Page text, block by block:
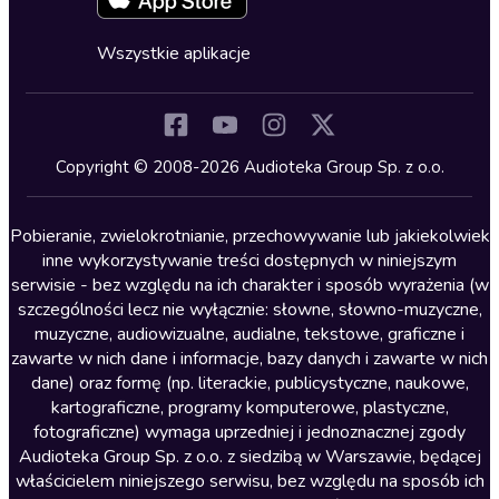
Kryminały
Lektury szkolne
Literatura anglojęzyczna
Literatura faktu
Literatura obyczajowa
Literatura piękna obca
Literatura piękna polska
Nagrania relaksacyjne
Nauka języków
Cykle audiobooków
Wszystkie aplikacje
Copyright © 2008-2026 Audioteka Group Sp. z o.o.
Pobieranie, zwielokrotnianie, przechowywanie lub jakiekolwiek
inne wykorzystywanie treści dostępnych w niniejszym
serwisie - bez względu na ich charakter i sposób wyrażenia (w
szczególności lecz nie wyłącznie: słowne, słowno-muzyczne,
muzyczne, audiowizualne, audialne, tekstowe, graficzne i
zawarte w nich dane i informacje, bazy danych i zawarte w nich
dane) oraz formę (np. literackie, publicystyczne, naukowe,
kartograficzne, programy komputerowe, plastyczne,
fotograficzne) wymaga uprzedniej i jednoznacznej zgody
Audioteka Group Sp. z o.o. z siedzibą w Warszawie, będącej
właścicielem niniejszego serwisu, bez względu na sposób ich